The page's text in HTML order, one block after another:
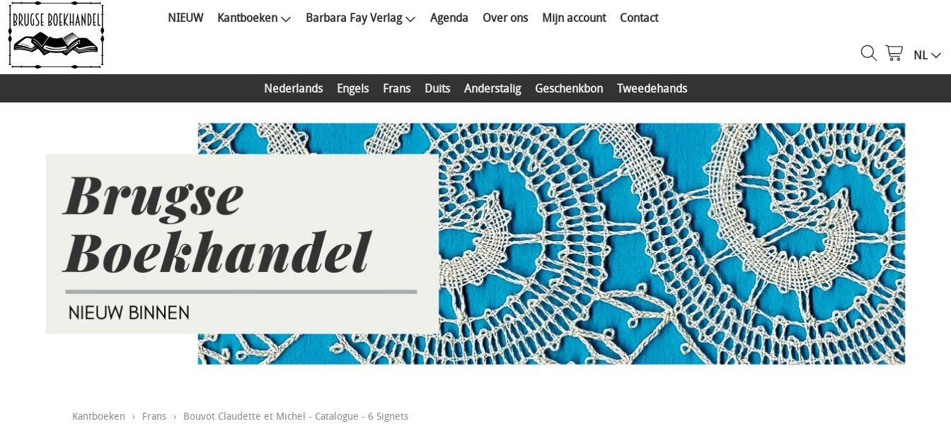
NIEUW Kantboeken Barbara Fay Verlag Agenda Over ons Mijn account Contact
NL
Nederlands Engels Frans Duits Anderstalig Geschenkbon Tweedehands
Kantboeken › Frans › Bouvot Claudette et Michel - Catalogue - 6 Signets